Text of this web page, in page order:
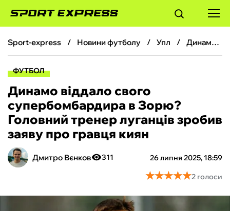
ФУТБОЛ
БОКС
ХОКЕЙ
ТЕНІС
КІБЕРСПОРТ
sport-express новини футболу упл Динамо віддало свого супербомбардира в Зорю? Головний тренер луганців зробив заяву про гравця киян
ФУТБОЛ
Динамо віддало свого
супербомбардира в Зорю?
Головний тренер луганців зробив
заяву про гравця киян
Дмитро Вєнков 26 липня 2025, 18:59
311
★★★★★
★★★★★2 голоси